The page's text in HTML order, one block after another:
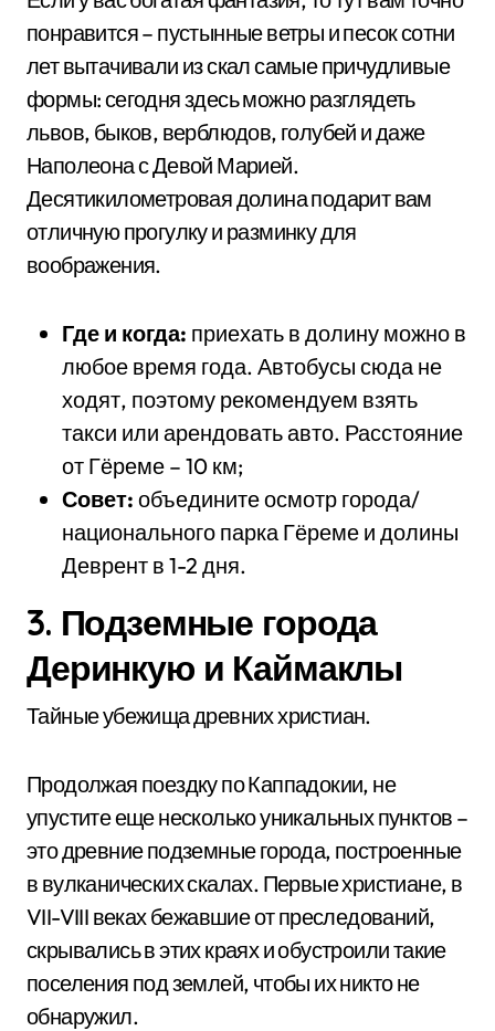
понравится – пустынные ветры и песок сотни
лет вытачивали из скал самые причудливые
формы: сегодня здесь можно разглядеть
львов, быков, верблюдов, голубей и даже
Наполеона с Девой Марией.
Десятикилометровая долина подарит вам
отличную прогулку и разминку для
воображения.
Где и когда: приехать в долину можно в
любое время года. Автобусы сюда не
ходят, поэтому рекомендуем взять
такси или арендовать авто. Расстояние
от Гёреме – 10 км;
Совет: объедините осмотр города/
национального парка Гёреме и долины
Деврент в 1-2 дня.
3. Подземные города
Деринкую и Каймаклы
Тайные убежища древних христиан.
Продолжая поездку по Каппадокии, не
упустите еще несколько уникальных пунктов –
это древние подземные города, построенные
в вулканических скалах. Первые христиане, в
VII-VIII веках бежавшие от преследований,
скрывались в этих краях и обустроили такие
поселения под землей, чтобы их никто не
обнаружил.